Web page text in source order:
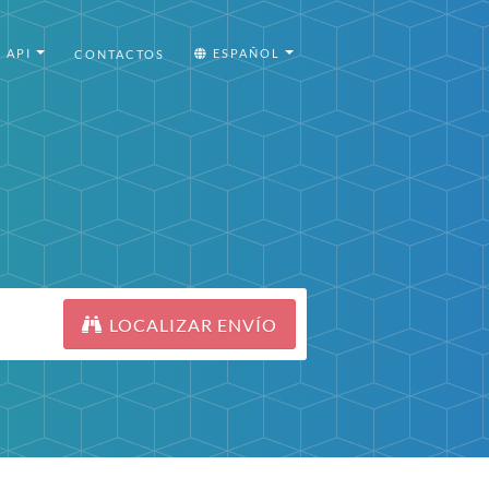
API CONTACTOS ESPAÑOL
LOCALIZAR ENVÍO